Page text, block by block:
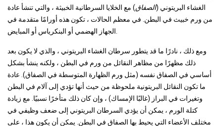
الغشاء البريتوني (الصفاق) مع الخلايا السرطانية الخبيثة ، والتي تنشأ عادة
من ورم خبيث في البطن. في معظم الحالات ، تكون هذه أورامًا متقدمة في
ومع ذلك ، نادرًا ما قد يتطور سرطان الغشاء البريتوني ، والذي لا يكون بعد
ذلك مظهرًا من مظاهر النقائل من ورم في البطن ، ولكنه ينشأ بشكل
أساسي في الصفاق نفسه (مثل ورم الظهارة المتوسطة في الصفاق). عادة
ما تكون النقائل البريتونية ملحوظة من حيث أنها تؤدي إلى آلام في البطن
وتغيرات في البراز (غالبًا الإمساك) ، وإن كان ذلك متأخرًا نسبيًا. مع زيادة
كتلة الورم ، يمكن أن يؤدي السرطان البريتوني إلى ضعف وظيفي في
مختلف الأعضاء التي يحيط بها الصفاق في البطن. يمكن أن يكون هذا ، على